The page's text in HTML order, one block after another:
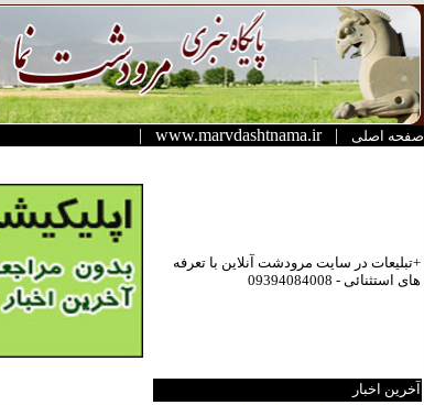
صفحه اصلی |
www.marvdashtnama.ir
|
+تبلیعات در سایت مرودشت آنلاین با تعرفه
های استثنائی - 09394084008
آخرین اخبار